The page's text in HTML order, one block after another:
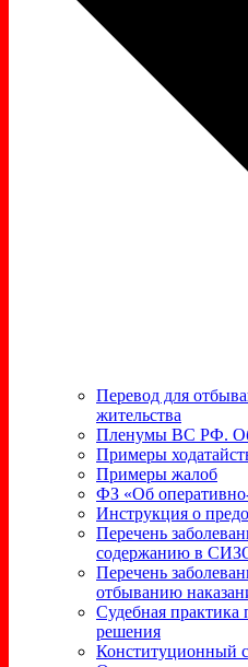
Перевод для
жительства
Пленумы ВС РФ.
Примеры
Примеры жалоб
ФЗ «Об
Инструкция о
Перечень
содержанию в
Перечень
отбыванию
Судебная
решения
Конституционный